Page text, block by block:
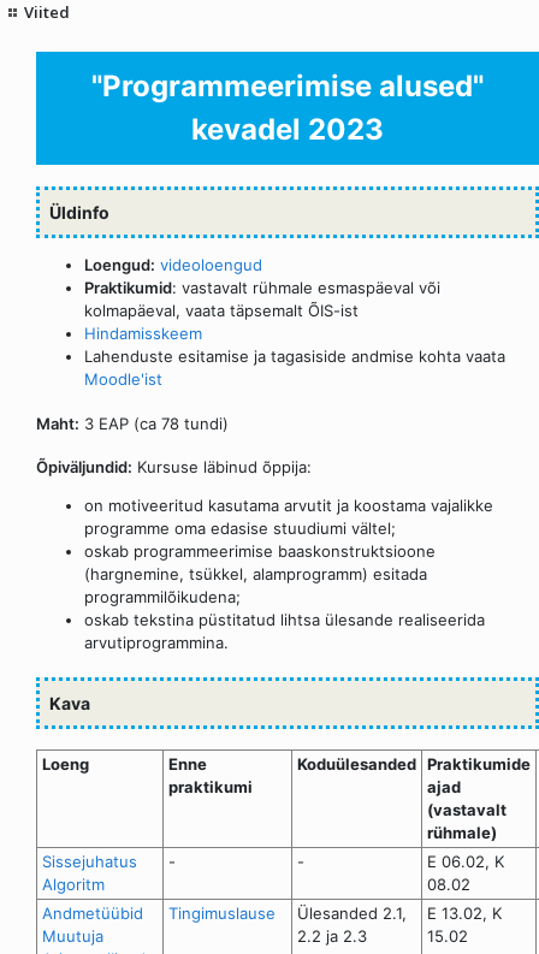
Viited
"Programmeerimise alused"
kevadel 2023
Üldinfo
Loengud: videoloengud
Praktikumid: vastavalt rühmale esmaspäeval või
kolmapäeval, vaata täpsemalt ÕIS-ist
Hindamisskeem
Lahenduste esitamise ja tagasiside andmise kohta vaata
Moodle'ist
Maht: 3 EAP (ca 78 tundi)
Õpiväljundid: Kursuse läbinud õppija:
on motiveeritud kasutama arvutit ja koostama vajalikke
programme oma edasise stuudiumi vältel;
oskab programmeerimise baaskonstruktsioone
(hargnemine, tsükkel, alamprogramm) esitada
programmilõikudena;
oskab tekstina püstitatud lihtsa ülesande realiseerida
arvutiprogrammina.
Kava
Loeng
Enne
praktikumi
Koduülesanded Praktikumide
ajad
(vastavalt
rühmale)
Sissejuhatus
Algoritm
- -
E 06.02, K
08.02
Andmetüübid
Muutuja
Tingimuslause
Ülesanded 2.1,
2.2 ja 2.3
E 13.02, K
15.02